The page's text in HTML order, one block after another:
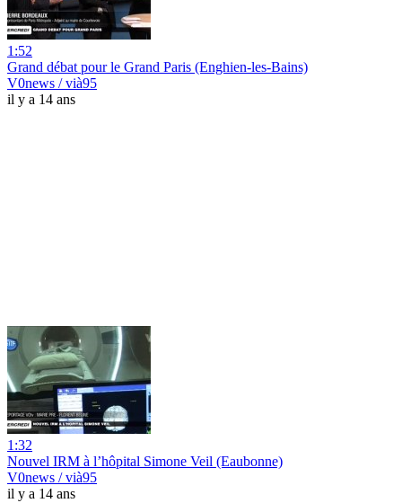
1:52
Grand débat pour le Grand Paris (Enghien-les-Bains)
V0news / vià95
il y a 14 ans
1:32
Nouvel IRM à l’hôpital Simone Veil (Eaubonne)
V0news / vià95
il y a 14 ans